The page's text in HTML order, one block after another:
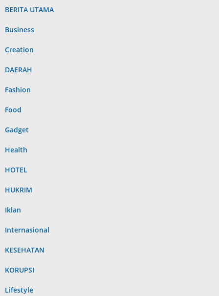
BERITA UTAMA
Business
Creation
DAERAH
Fashion
Food
Gadget
Health
HOTEL
HUKRIM
Iklan
Internasional
KESEHATAN
KORUPSI
Lifestyle